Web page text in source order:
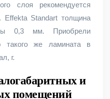
слоя рекомендуется
Effekta Standart толщина
0,3 мм. Приобрели
такого же ламината в
г.
и
помещений